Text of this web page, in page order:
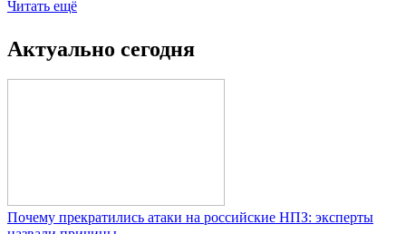
Читать ещё
Актуально сегодня
Почему прекратились атаки на российские НПЗ: эксперты